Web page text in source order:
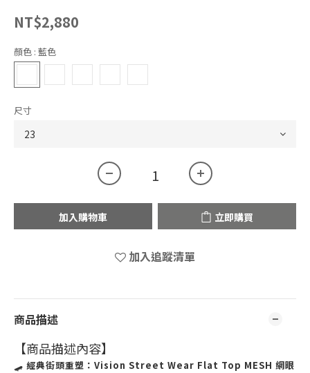
NT$2,880
顏色 : 藍色
尺寸
加入購物車 立即購買
加入追蹤清單
商品描述
【商品描述內容】
🛹 經典街頭重塑：Vision Street Wear Flat Top MESH 網眼